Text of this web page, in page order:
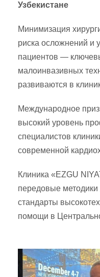
Узбекистане
Минимизация
риска осложнений и
пациентов —
малоинвазивных
развиваются в
Международное
высокий уровень
специалистов
современной
Клиника «EZGU
передовые
стандарты
помощи в